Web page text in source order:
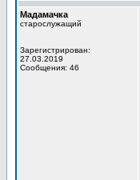
Мадамачка
старослужащий
Зарегистрирован:
27.03.2019
Сообщения: 46